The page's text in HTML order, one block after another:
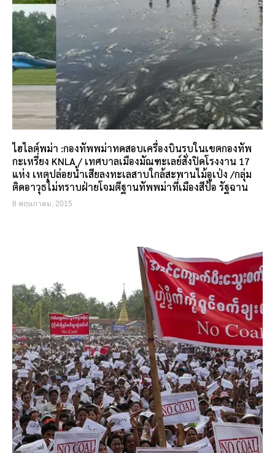
ไฮไลต์พม่า :กองทัพพม่าทดสอบเครื่องบินรบในเขตกองทัพ
กะเหรี่ยง KNLA / เทศบาลเมืองมัณฑะเลย์สั่งปิดโรงงาน 17
แห่ง เหตุปล่อยน้ำเสียลงทะเลสาบใกล้สะพานไม้อูเป่ง /กลุ่ม
ติดอาวุธไม่ทราบฝ่ายโจมตีฐานทัพพม่าที่เมืองสีป้อ รัฐฉาน
8 พฤษภาคม, 2015